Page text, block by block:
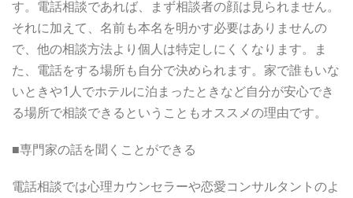
す。電話相談であれば、まず相談者の顔は見られません。
それに加えて、名前も本名を明かす必要はありませんの
で、他の相談方法より個人は特定しにくくなります。ま
た、電話をする場所も自分で決められます。家で誰もいな
いときや1人でホテルに泊まったときなど自分が安心でき
る場所で相談できるということもオススメの理由です。
■専門家の話を聞くことができる
電話相談では心理カウンセラーや恋愛コンサルタントのよ